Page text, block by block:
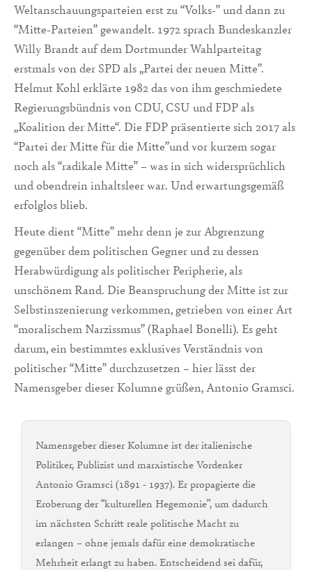
Weltanschauungsparteien erst zu “Volks-” und dann zu
“Mitte-Parteien” gewandelt. 1972 sprach Bundeskanzler
Willy Brandt auf dem Dortmunder Wahlparteitag
erstmals von der SPD als „Partei der neuen Mitte”.
Helmut Kohl erklärte 1982 das von ihm geschmiedete
Regierungsbündnis von CDU, CSU und FDP als
„Koalition der Mitte“. Die FDP präsentierte sich 2017 als
“Partei der Mitte für die Mitte”und vor kurzem sogar
noch als “radikale Mitte” – was in sich widersprüchlich
und obendrein inhaltsleer war. Und erwartungsgemäß
erfolglos blieb.
Heute dient “Mitte” mehr denn je zur Abgrenzung
gegenüber dem politischen Gegner und zu dessen
Herabwürdigung als politischer Peripherie, als
unschönem Rand. Die Beanspruchung der Mitte ist zur
Selbstinszenierung verkommen, getrieben von einer Art
“moralischem Narzissmus” (Raphael Bonelli). Es geht
darum, ein bestimmtes exklusives Verständnis von
politischer “Mitte” durchzusetzen – hier lässt der
Namensgeber dieser Kolumne grüßen, Antonio Gramsci.
Namensgeber dieser Kolumne ist der italienische
Politiker, Publizist und marxistische Vordenker
Antonio Gramsci (1891 - 1937). Er propagierte die
Eroberung der “kulturellen Hegemonie”, um dadurch
im nächsten Schritt reale politische Macht zu
erlangen – ohne jemals dafür eine demokratische
Mehrheit erlangt zu haben. Entscheidend sei dafür,